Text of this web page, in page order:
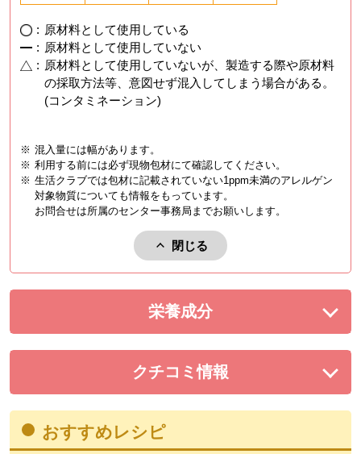
: 原材料として使用している
: 原材料として使用していない
: 原材料として使用していないが、製造する際や原材料
の採取方法等、意図せず混入してしまう場合がある。
(コンタミネーション)
※ 混入量には幅があります。
※ 利用する前には必ず現物包材にて確認してください。
※ 生活クラブでは包材に記載されていない1ppm未満のアレルゲン
対象物質についても情報をもっています。
お問合せは所属のセンター事務局までお願いします。
閉じる
アレルゲンを閉じる。
栄養成分を展開する。
クチコミ情報
を展開する。
おすすめレシピ